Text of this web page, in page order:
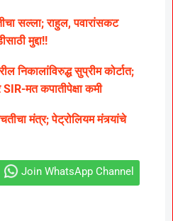
सल्ला; राहुल, पवारांसकट
मुद्दा!!
निकालांविरुद्ध सुप्रीम कोर्टात;
मत कपातीपेक्षा कमी
मंत्र; पेट्रोलियम मंत्र्यांचे
Join WhatsApp Channel